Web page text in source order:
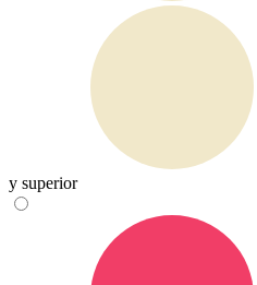
y superior